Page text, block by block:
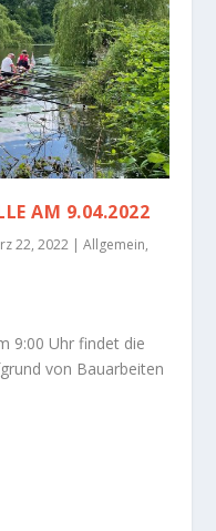
AM 9.04.2022
22, 2022 |Allgemein,
9:00 Uhr findet die
von Bauarbeiten